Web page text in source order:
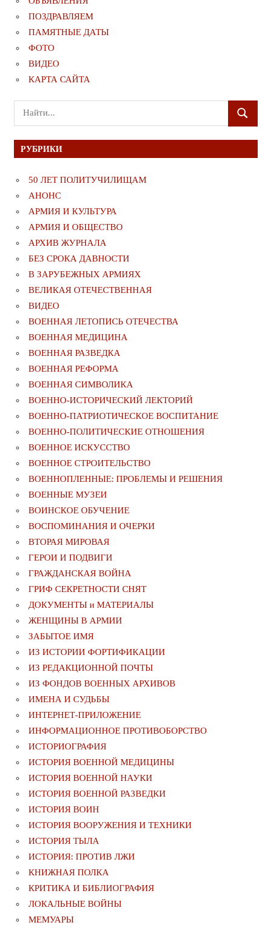
ПОЗДРАВЛЯЕМ
ПАМЯТНЫЕ ДАТЫ
ФОТО
ВИДЕО
КАРТА САЙТА
Поиск
для:
ПОИСК
РУБРИКИ
50 ЛЕТ ПОЛИТУЧИЛИЩАМ
АНОНС
АРМИЯ И КУЛЬТУРА
АРМИЯ И ОБЩЕСТВО
АРХИВ ЖУРНАЛА
БЕЗ СРОКА ДАВНОСТИ
В ЗАРУБЕЖНЫХ АРМИЯХ
ВЕЛИКАЯ ОТЕЧЕСТВЕННАЯ
ВИДЕО
ВОЕННАЯ ЛЕТОПИСЬ ОТЕЧЕСТВА
ВОЕННАЯ МЕДИЦИНА
ВОЕННАЯ РАЗВЕДКА
ВОЕННАЯ РЕФОРМА
ВОЕННАЯ СИМВОЛИКА
ВОЕННО-ИСТОРИЧЕСКИЙ ЛЕКТОРИЙ
ВОЕННО-ПАТРИОТИЧЕСКОЕ ВОСПИТАНИЕ
ВОЕННО-ПОЛИТИЧЕСКИE ОТНОШЕНИЯ
ВОЕННОЕ ИСКУССТВО
ВОЕННОЕ СТРОИТЕЛЬСТВО
ВОЕННОПЛЕННЫЕ: ПРОБЛЕМЫ И РЕШЕНИЯ
ВОЕННЫЕ МУЗЕИ
ВОИНСКОЕ ОБУЧЕНИЕ
ВОСПОМИНАНИЯ И ОЧЕРКИ
ВТОРАЯ МИРОВАЯ
ГЕРОИ И ПОДВИГИ
ГРАЖДАНСКАЯ ВОЙНА
ГРИФ СЕКРЕТНОСТИ СНЯТ
ДОКУМЕНТЫ и МАТЕРИАЛЫ
ЖЕНЩИНЫ В АРМИИ
ЗАБЫТОЕ ИМЯ
ИЗ ИСТОРИИ ФОРТИФИКАЦИИ
ИЗ РЕДАКЦИОННОЙ ПОЧТЫ
ИЗ ФОНДОВ ВОЕННЫХ АРХИВОВ
ИМЕНА И СУДЬБЫ
ИНТЕРНЕТ-ПРИЛОЖЕНИЕ
ИНФОРМАЦИОННОЕ ПРОТИВОБОРСТВО
ИСТОРИОГРАФИЯ
ИСТОРИЯ ВОЕННОЙ МЕДИЦИНЫ
ИСТОРИЯ ВОЕННОЙ НАУКИ
ИСТОРИЯ ВОЕННОЙ РАЗВЕДКИ
ИСТОРИЯ ВОИН
ИСТОРИЯ ВООРУЖЕНИЯ И ТЕХНИКИ
ИСТОРИЯ ТЫЛА
ИСТОРИЯ: ПРОТИВ ЛЖИ
КНИЖНАЯ ПОЛКА
КРИТИКА И БИБЛИОГРАФИЯ
ЛОКАЛЬНЫЕ ВОЙНЫ
МЕМУАРЫ